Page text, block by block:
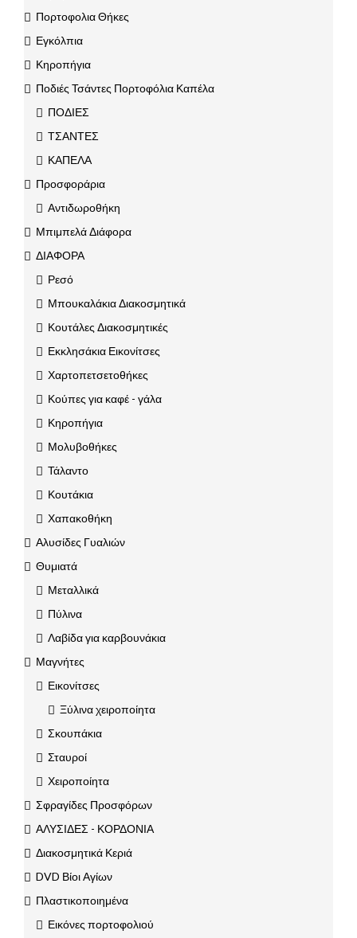
Πορτοφολια Θήκες
Εγκόλπια
Κηροπήγια
Ποδιές Τσάντες Πορτοφόλια Καπέλα
ΠΟΔΙΕΣ
ΤΣΑΝΤΕΣ
ΚΑΠΕΛΑ
Προσφοράρια
Αντιδωροθήκη
Μπιμπελά Διάφορα
ΔΙΑΦΟΡΑ
Ρεσό
Μπουκαλάκια Διακοσμητικά
Κουτάλες Διακοσμητικές
Εκκλησάκια Εικονίτσες
Χαρτοπετσετοθήκες
Κούπες για καφέ - γάλα
Κηροπήγια
Μολυβοθήκες
Τάλαντο
Κουτάκια
Χαπακοθήκη
Αλυσίδες Γυαλιών
Θυμιατά
Μεταλλικά
Πύλινα
Λαβίδα για καρβουνάκια
Μαγνήτες
Εικονίτσες
Ξύλινα χειροποίητα
Σκουπάκια
Σταυροί
Χειροποίητα
Σφραγίδες Προσφόρων
ΑΛΥΣΙΔΕΣ - ΚΟΡΔΟΝΙΑ
Διακοσμητικά Κεριά
DVD Βίοι Αγίων
Πλαστικοποιημένα
Εικόνες πορτοφολιού